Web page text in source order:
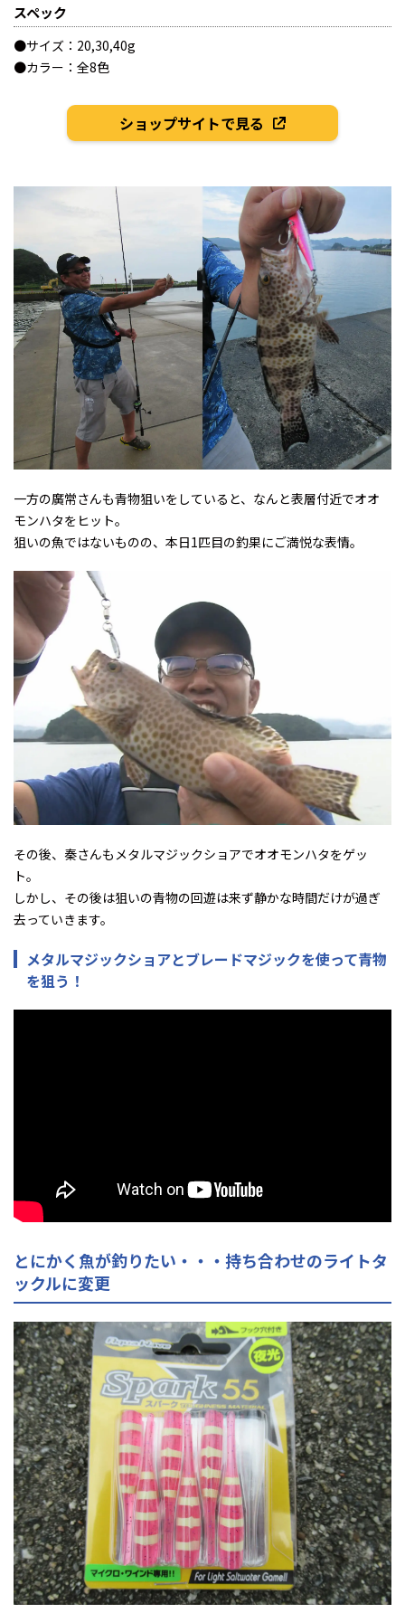
スペック
●サイズ：20,30,40g
●カラー：全8色
ショップサイトで見る
一方の廣常さんも青物狙いをしていると、なんと表層付近でオオ
モンハタをヒット。
狙いの魚ではないものの、本日1匹目の釣果にご満悦な表情。
その後、秦さんもメタルマジックショアでオオモンハタをゲッ
ト。
しかし、その後は狙いの青物の回遊は来ず静かな時間だけが過ぎ
去っていきます。
メタルマジックショアとブレードマジックを使って青物
を狙う！
とにかく魚が釣りたい・・・持ち合わせのライトタ
ックルに変更